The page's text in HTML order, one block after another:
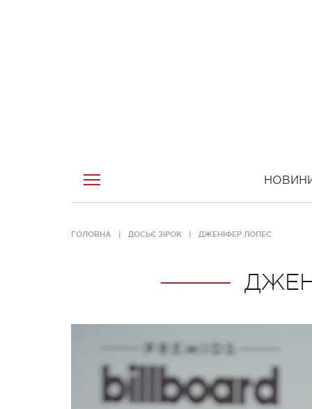
ГОЛОВНА ДОСЬЄ ЗІРОК ДЖЕНІФЕР ЛОПЕС